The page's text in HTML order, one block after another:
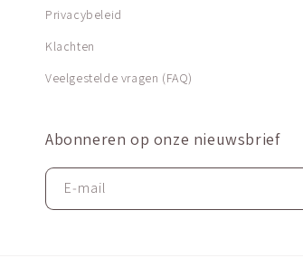
Privacybeleid
Klachten
Veelgestelde vragen (FAQ)
Abonneren op onze nieuwsbrief
E‑mail